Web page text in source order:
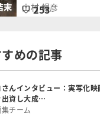
山村 暢彦
253
めの記事
んインタビュー：実写化映
出資し大成…
チーム